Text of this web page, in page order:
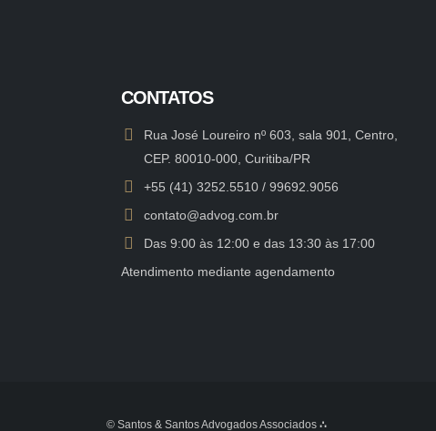
CONTATOS
Rua José Loureiro nº 603, sala 901, Centro,
CEP. 80010-000, Curitiba/PR
+55 (41) 3252.5510 / 99692.9056
contato@advog.com.br
Das 9:00 às 12:00 e das 13:30 às 17:00
Atendimento mediante agendamento
© Santos & Santos Advogados Associados ∴